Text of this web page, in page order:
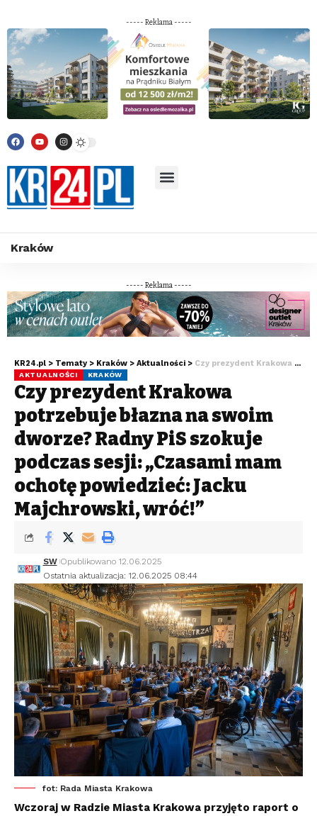
----- Reklama -----
Kraków
----- Reklama -----
KR24.pl > Tematy > Kraków > Aktualności > Czy prezydent Krakowa potrzebuje błazna na swoim dworze? Radny PiS szokuje podczas sesji: „Czasami mam ochotę powiedzieć: Jacku Majchrowski, wróć!”
AKTUALNOŚCI KRAKÓW
Czy prezydent Krakowa
potrzebuje błazna na swoim
dworze? Radny PiS szokuje
podczas sesji: „Czasami mam
ochotę powiedzieć: Jacku
Majchrowski, wróć!”
Ostatnia aktualizacja: 12.06.2025 08:44
SW Opublikowano 12.06.2025
fot: Rada Miasta Krakowa
Wczoraj w Radzie Miasta Krakowa przyjęto raport o